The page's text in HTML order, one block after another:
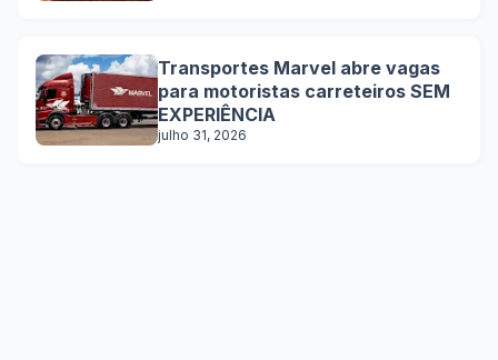
Transportes Marvel abre vagas
para motoristas carreteiros SEM
EXPERIÊNCIA
julho 31, 2026